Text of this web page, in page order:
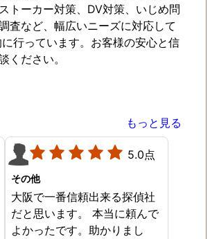
トーカー対策、DV対策、いじめ問
査など、幅広いニーズに対応して
行っています。お客様の安心と信
ください。
もっと見る
5.0点
その他
大阪で一番信頼出来る探偵社
だと思います。 本当に頼んで
よかったです。助かりまし